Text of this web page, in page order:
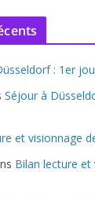
: 1er
Séjour à
et visionnage
Bilan lecture et